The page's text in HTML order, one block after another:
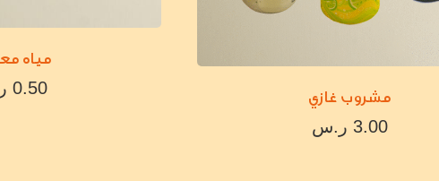
مشروب غازي
3.00 ر.س
مياه
0.50